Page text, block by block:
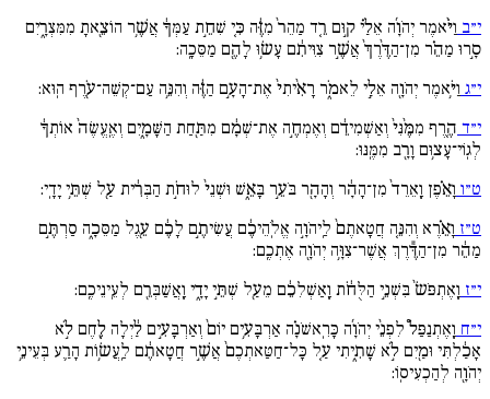
י״ב וַיֹּ֨אמֶר יְהֹוָ֜ה אֵלַ֗י ק֣וּם רֵ֤ד מַהֵר֙ מִזֶּ֔ה כִּ֚י שִׁחֵ֣ת עַמְּךָ֔ אֲשֶׁ֥ר הוֹצֵ֖אתָ מִמִּצְרָ֑יִם
סָ֣רוּ מַהֵ֗ר מִן־הַדֶּ֨רֶךְ֙ אֲשֶׁ֣ר צִוִּיתִ֔ם עָשׂ֥וּ לָהֶ֖ם מַסֵּכָֽה:
י״ג וַיֹּ֥אמֶר יְהֹוָ֖ה אֵלַ֣י לֵאמֹ֑ר רָאִ֨יתִי֙ אֶת־הָעָ֣ם הַזֶּ֔ה וְהִנֵּ֥ה עַם־קְשֵׁה־עֹ֖רֶף הֽוּא:
י״ד הֶ֤רֶף מִמֶּ֨נִּי֙ וְאַשְׁמִידֵ֔ם וְאֶמְחֶ֣ה אֶת־שְׁמָ֔ם מִתַּ֖חַת הַשָּׁמָ֑יִם וְאֶֽעֱשֶׂה֙ אוֹתְךָ֔
לְגֽוֹי־עָצ֥וּם וָרָ֖ב מִמֶּֽנּוּ:
ט״ו וָאֵ֗פֶן וָֽאֵרֵד֙ מִן־הָהָ֔ר וְהָהָ֖ר בֹּעֵ֣ר בָּאֵ֑שׁ וּשְׁנֵי֙ לוּחֹ֣ת הַבְּרִ֔ית עַ֖ל שְׁתֵּ֥י יָדָֽי:
ט״ז וָאֵ֗רֶא וְהִנֵּ֤ה חֲטָאתֶם֙ לַֽיהֹוָ֣ה אֱלֹֽהֵיכֶ֔ם עֲשִׂיתֶ֣ם לָכֶ֔ם עֵ֖גֶל מַסֵּכָ֑ה סַרְתֶּ֣ם
מַהֵ֔ר מִן־הַדֶּ֕רֶךְ אֲשֶׁר־צִוָּ֥ה יְהֹוָ֖ה אֶתְכֶֽם:
י״ז וָֽאֶתְפֹּשׂ֙ בִּשְׁנֵ֣י הַלֻּחֹ֔ת וָֽאַשְׁלִכֵ֔ם מֵעַ֖ל שְׁתֵּ֣י יָדָ֑י וָֽאֲשַׁבְּרֵ֖ם לְעֵֽינֵיכֶֽם:
י״ח וָֽאֶתְנַפַּל֩ לִפְנֵ֨י יְהֹוָ֜ה כָּרִֽאשֹׁנָ֗ה אַרְבָּעִ֥ים יוֹם֙ וְאַרְבָּעִ֣ים לַ֔יְלָה לֶ֚חֶם לֹ֣א
אָכַ֔לְתִּי וּמַ֖יִם לֹ֣א שָׁתִ֑יתִי עַ֤ל כָּל־חַטַּאתְכֶם֙ אֲשֶׁ֣ר חֲטָאתֶ֔ם לַֽעֲשׂ֥וֹת הָרַ֛ע בְּעֵינֵ֥י
יְהֹוָ֖ה לְהַכְעִיסֽוֹ: